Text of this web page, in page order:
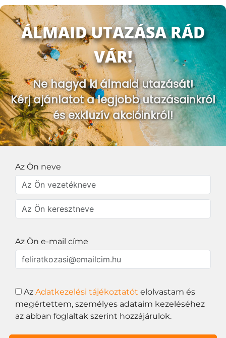
ÁLMAID UTAZÁSA RÁD
VÁR!
Ne hagyd ki álmaid utazását!
Kérj ajánlatot a legjobb utazásainkról
és exkluzív akcióinkról!
Az Ön neve
Az Ön e-mail címe
Az Adatkezelési tájékoztatót elolvastam és
megértettem, személyes adataim kezeléséhez
az abban foglaltak szerint hozzájárulok.